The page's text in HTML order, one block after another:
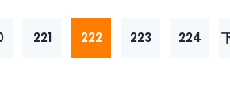
221 222 223 224